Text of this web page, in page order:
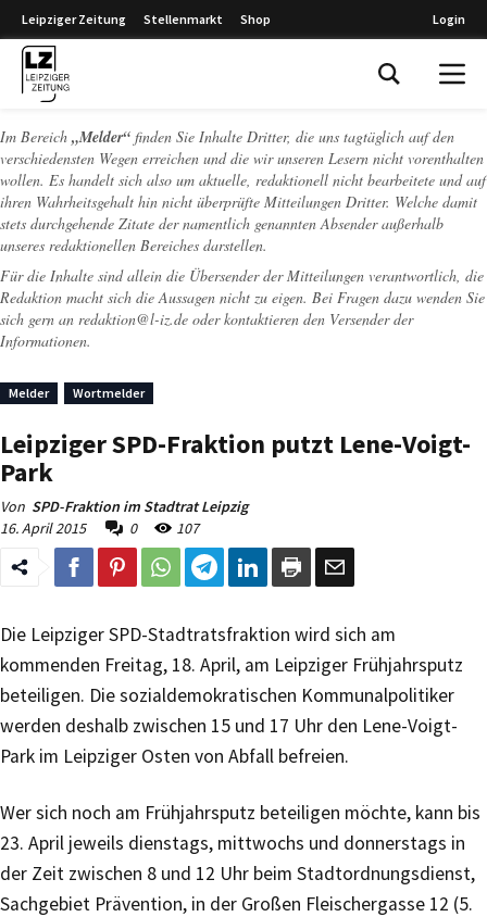
Leipziger Zeitung Stellenmarkt Shop Login
Im Bereich „Melder“ finden Sie Inhalte Dritter, die uns tagtäglich auf den
verschiedensten Wegen erreichen und die wir unseren Lesern nicht vorenthalten
wollen. Es handelt sich also um aktuelle, redaktionell nicht bearbeitete und auf
ihren Wahrheitsgehalt hin nicht überprüfte Mitteilungen Dritter. Welche damit
stets durchgehende Zitate der namentlich genannten Absender außerhalb
unseres redaktionellen Bereiches darstellen.
Für die Inhalte sind allein die Übersender der Mitteilungen verantwortlich, die
Redaktion macht sich die Aussagen nicht zu eigen. Bei Fragen dazu wenden Sie
sich gern an redaktion@l-iz.de oder kontaktieren den Versender der
Informationen.
Melder Wortmelder
Leipziger SPD-Fraktion putzt Lene-Voigt-
Park
Von SPD-Fraktion im Stadtrat Leipzig
16. April 2015
0 107
Die Leipziger SPD-Stadtratsfraktion wird sich am
kommenden Freitag, 18. April, am Leipziger Frühjahrsputz
beteiligen. Die sozialdemokratischen Kommunalpolitiker
werden deshalb zwischen 15 und 17 Uhr den Lene-Voigt-
Park im Leipziger Osten von Abfall befreien.
Wer sich noch am Frühjahrsputz beteiligen möchte, kann bis
23. April jeweils dienstags, mittwochs und donnerstags in
der Zeit zwischen 8 und 12 Uhr beim Stadtordnungsdienst,
Sachgebiet Prävention, in der Großen Fleischergasse 12 (5.